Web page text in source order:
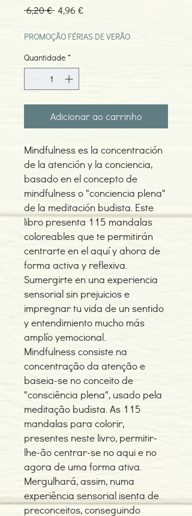
6,20 € Preço
4,96 €Preço
PROMOÇÃO FÉRIAS DE VERÃO
Quantidade *
Adicionar ao carrinho
Mindfulness es la concentración
de la atención y la conciencia,
basado en el concepto de
mindfulness o "conciencia plena"
de la meditación budista. Este
libro presenta 115 mandalas
coloreables que te permitirán
centrarte en el aquí y ahora de
forma activa y reflexiva.
Sumergirte en una experiencia
sensorial sin prejuicios e
impregnar tu vida de un sentido
y entendimiento mucho más
amplío yemocional.
Mindfulness consiste na
concentração da atenção e
baseia-se no conceito de
"consciência plena", usado pela
meditação budista. As 115
mandalas para colorir,
presentes neste livro, permitir-
lhe-ão centrar-se no aqui e no
agora de uma forma ativa.
Mergulhará, assim, numa
experiência sensorial isenta de
preconceitos, conseguindo